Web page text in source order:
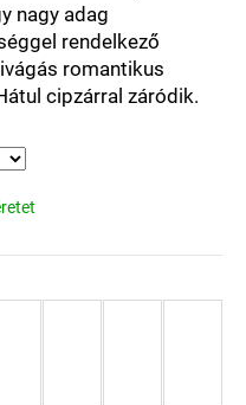
nagy adag
rendelkező
romantikus
cipzárral záródik.